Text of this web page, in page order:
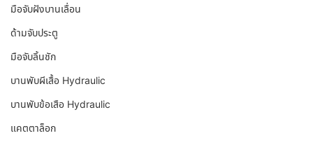
มือจับฝังบานเลื่อน
ด้ามจับประตู
มือจับลิ้นชัก
บานพับผีเสื้อ Hydraulic
บานพับข้อเสือ Hydraulic
แคตตาล็อก